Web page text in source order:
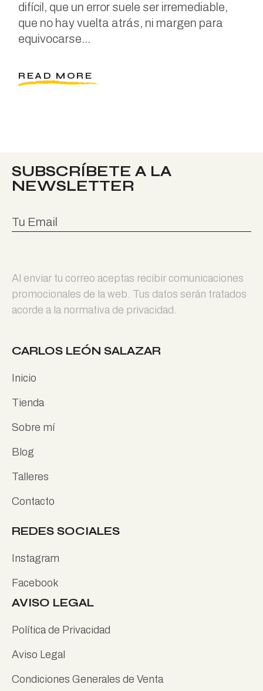
difícil, que un error suele ser irremediable,
que no hay vuelta atrás, ni margen para
equivocarse...
READ MORE
SUBSCRÍBETE A LA
NEWSLETTER
Al enviar tu correo aceptas recibir comunicaciones
promocionales de la web. Tus datos serán tratados
acorde a la normativa de privacidad.
CARLOS LEÓN SALAZAR
Inicio
Tienda
Sobre mí
Blog
Talleres
Contacto
REDES SOCIALES
Instagram
Facebook
AVISO LEGAL
Política de Privacidad
Aviso Legal
Condiciones Generales de Venta